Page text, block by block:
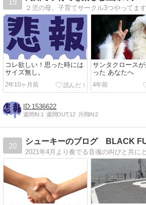
コレ欲しい！思った時には
サイズ無し。
2年10ヶ月前
サンタクロース
った あなたへ
4年前
1536622
週間IN:1 週間OUT:12 月間IN:2
20
シューキーのブログ BLACK